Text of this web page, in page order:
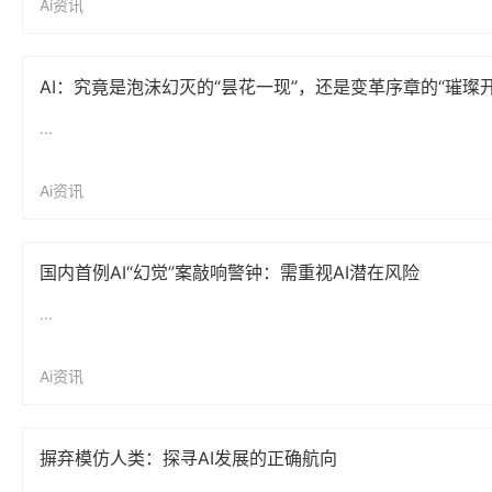
Ai资讯
AI：究竟是泡沫幻灭的“昙花一现”，还是变革序章的“璀璨
...
Ai资讯
国内首例AI“幻觉”案敲响警钟：需重视AI潜在风险
...
Ai资讯
摒弃模仿人类：探寻AI发展的正确航向